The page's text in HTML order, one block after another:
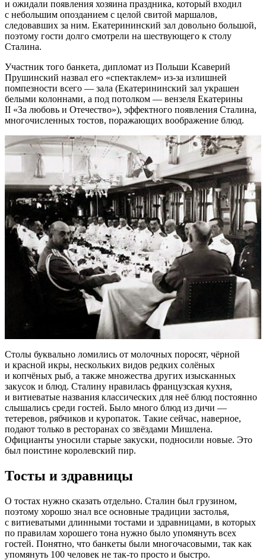
и ожидали появления хозяина праздника, который входил
с небольшим опозданием с целой свитой маршалов,
следовавших за ним. Екатерининский зал довольно большой,
поэтому гости долго смотрели на шествующего к столу
Сталина.
Участник того банкета, дипломат из Польши Ксаверий
Прушинский назвал его «спектаклем» из-за излишней
помпезности всего — зала (Екатерининский зал украшен
белыми колоннами, а под потолком — вензеля Екатерины
II «За любовь и Отечество»), эффектного появления Сталина,
многочисленных тостов, поражающих воображение блюд.
Столы буквально ломились от молочных поросят, чёрной
и красной икры, нескольких видов редких солёных
и копчёных рыб, а также множества других изысканных
закусок и блюд. Сталину нравилась французская кухня,
и витиеватые названия классических для неё блюд постоянно
слышались среди гостей. Было много блюд из дичи —
тетеревов, рябчиков и куропаток. Такие сейчас, наверное,
подают только в ресторанах со звёздами Мишлена.
Официанты уносили старые закуски, подносили новые. Это
был поистине королевский пир.
Тосты и здравницы
О тостах нужно сказать отдельно. Сталин был грузином,
поэтому хорошо знал все основные традиции застолья,
с витиеватыми длинными тостами и здравницами, в которых
по правилам хорошего тона нужно было упомянуть всех
гостей. Понятно, что банкеты были многочасовыми, так как
упомянуть 100 человек не так-то просто и быстро.